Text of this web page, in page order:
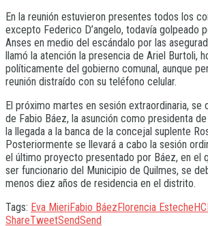
En la reunión estuvieron presentes todos los
excepto Federico D’angelo, todavía golpeado
Anses en medio del escándalo por las
llamó la atención la presencia de Ariel Burtoli,
políticamente del gobierno comunal, aunque
reunión distraído con su teléfono celular.
El próximo martes en sesión extraordinaria, se
de Fabio Báez, la asunción como presidenta
la llegada a la banca de la concejal suplente
Posteriormente se llevará a cabo la sesión
el último proyecto presentado por Báez, en el
ser funcionario del Municipio de Quilmes, se
menos diez años de residencia en el distrito.
Tags: Eva MieriFabio BáezFlorencia Esteche
ShareTweetSendSend